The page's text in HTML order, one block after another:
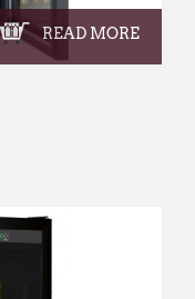
READ MORE